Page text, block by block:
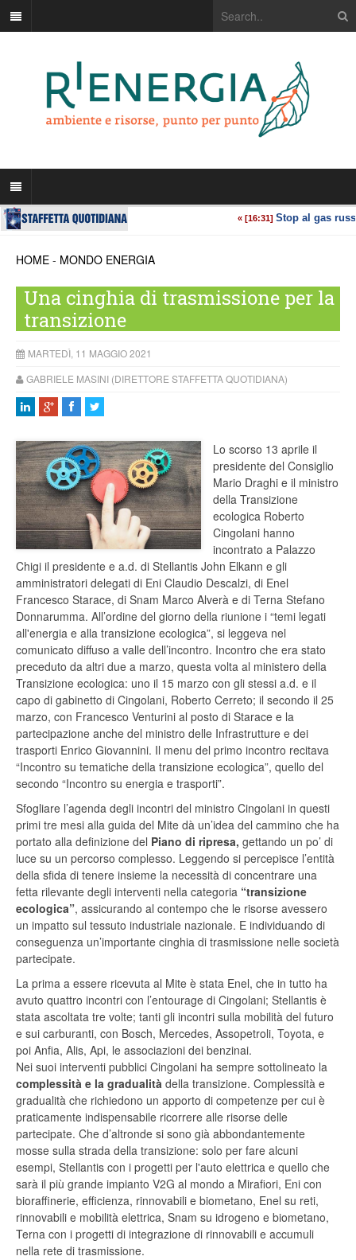
HOME - MONDO ENERGIA
Una cinghia di trasmissione per la
transizione
MARTEDÌ, 11 MAGGIO 2021
GABRIELE MASINI (DIRETTORE STAFFETTA QUOTIDIANA)
Lo scorso 13 aprile il
presidente del Consiglio
Mario Draghi e il ministro
della Transizione
ecologica Roberto
Cingolani hanno
incontrato a Palazzo
Chigi il presidente e a.d. di Stellantis John Elkann e gli
amministratori delegati di Eni Claudio Descalzi, di Enel
Francesco Starace, di Snam Marco Alverà e di Terna Stefano
Donnarumma. All’ordine del giorno della riunione i “temi legati
all'energia e alla transizione ecologica”, si leggeva nel
comunicato diffuso a valle dell’incontro. Incontro che era stato
preceduto da altri due a marzo, questa volta al ministero della
Transizione ecologica: uno il 15 marzo con gli stessi a.d. e il
capo di gabinetto di Cingolani, Roberto Cerreto; il secondo il 25
marzo, con Francesco Venturini al posto di Starace e la
partecipazione anche del ministro delle Infrastrutture e dei
trasporti Enrico Giovannini. Il menu del primo incontro recitava
“Incontro su tematiche della transizione ecologica”, quello del
secondo “Incontro su energia e trasporti”.
Sfogliare l’agenda degli incontri del ministro Cingolani in questi
primi tre mesi alla guida del Mite dà un’idea del cammino che ha
portato alla definizione del Piano di ripresa, gettando un po’ di
luce su un percorso complesso. Leggendo si percepisce l’entità
della sfida di tenere insieme la necessità di concentrare una
fetta rilevante degli interventi nella categoria “transizione
ecologica”, assicurando al contempo che le risorse avessero
un impatto sul tessuto industriale nazionale. E individuando di
conseguenza un’importante cinghia di trasmissione nelle società
partecipate.
La prima a essere ricevuta al Mite è stata Enel, che in tutto ha
avuto quattro incontri con l’entourage di Cingolani; Stellantis è
stata ascoltata tre volte; tanti gli incontri sulla mobilità del futuro
e sui carburanti, con Bosch, Mercedes, Assopetroli, Toyota, e
poi Anfia, Alis, Api, le associazioni dei benzinai.
Nei suoi interventi pubblici Cingolani ha sempre sottolineato la
complessità e la gradualità della transizione. Complessità e
gradualità che richiedono un apporto di competenze per cui è
praticamente indispensabile ricorrere alle risorse delle
partecipate. Che d’altronde si sono già abbondantemente
mosse sulla strada della transizione: solo per fare alcuni
esempi, Stellantis con i progetti per l'auto elettrica e quello che
sarà il più grande impianto V2G al mondo a Mirafiori, Eni con
bioraffinerie, efficienza, rinnovabili e biometano, Enel su reti,
rinnovabili e mobilità elettrica, Snam su idrogeno e biometano,
Terna con i progetti di integrazione di rinnovabili e accumuli
nella rete di trasmissione.